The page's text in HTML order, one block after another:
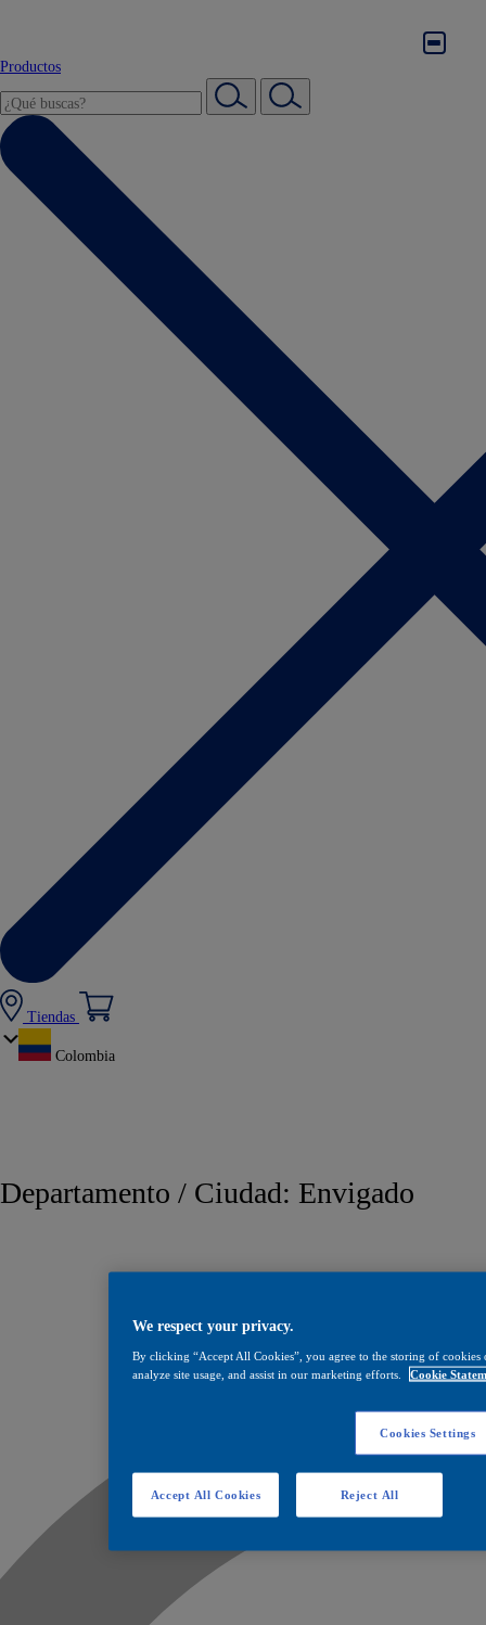
Productos
Tiendas
Colombia
Departamento / Ciudad: Envigado
We respect your privacy.
By clicking “Accept All Cookies”, you agree to the storing of
analyze site usage, and assist in our marketing efforts.
Cookie
Cookies Settings
Reject All
Accept All Cookies